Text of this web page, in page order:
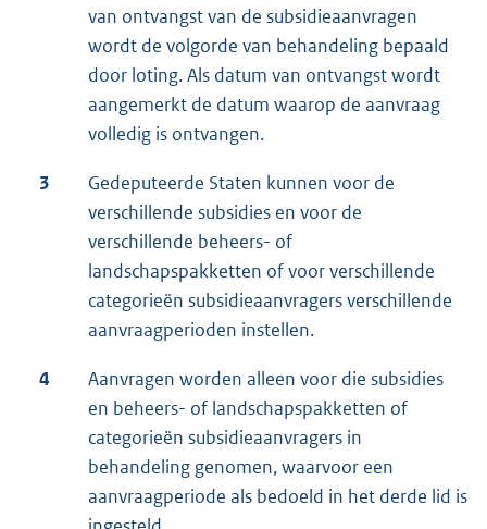
van ontvangst van de subsidieaanvragen
wordt de volgorde van behandeling bepaald
door loting. Als datum van ontvangst wordt
aangemerkt de datum waarop de aanvraag
volledig is ontvangen.
3
Gedeputeerde Staten kunnen voor de
verschillende subsidies en voor de
verschillende beheers- of
landschapspakketten of voor verschillende
categorieën subsidieaanvragers verschillende
aanvraagperioden instellen.
4
Aanvragen worden alleen voor die subsidies
en beheers- of landschapspakketten of
categorieën subsidieaanvragers in
behandeling genomen, waarvoor een
aanvraagperiode als bedoeld in het derde lid is